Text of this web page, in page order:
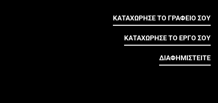
ΚΑΤΑΧΩΡΗΣΕ ΤΟ ΓΡΑΦΕΙΟ ΣΟΥ
ΚΑΤΑΧΩΡΗΣΕ ΤΟ ΕΡΓΟ ΣΟΥ
ΔΙΑΦΗΜΙΣΤΕΙΤΕ